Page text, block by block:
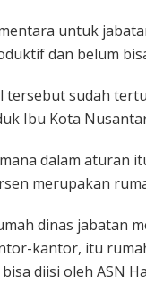
untuk
dan belum
tersebut sudah
Ibu Kota
dalam aturan
merupakan
dinas jabatan
kantor, itu
diisi oleh ASN